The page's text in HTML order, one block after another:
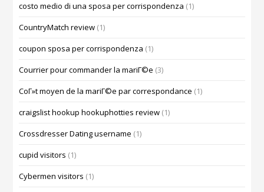
costo medio di una sposa per corrispondenza (1)
CountryMatch review (1)
coupon sposa per corrispondenza (1)
Courrier pour commander la mariГ©e (3)
CoГ»t moyen de la mariГ©e par correspondance (1)
craigslist hookup hookuphotties review (1)
Crossdresser Dating username (1)
cupid visitors (1)
Cybermen visitors (1)